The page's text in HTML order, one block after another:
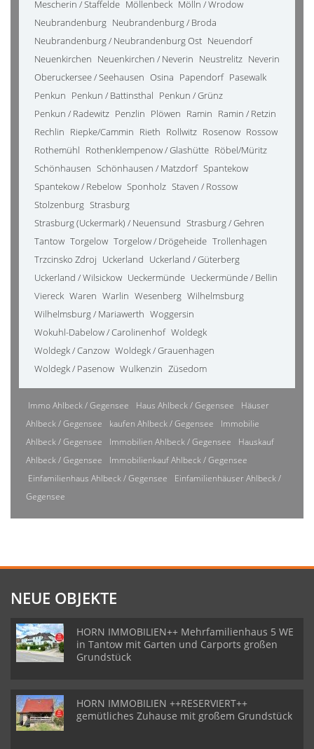
Mescherin / Staffelde Möllenbeck Mölln / Wrodow
Neubrandenburg Neubrandenburg / Broda
Neubrandenburg / Neubrandenburg Ost Neuendorf
Neuenkirchen Neuenkirchen / Neverin Neustrelitz Neverin
Oberuckersee / Seehausen Osina Papendorf Pasewalk
Penkun Penkun / Battinsthal Penkun / Grünz
Penkun / Radewitz Penzlin Plöwen Ramin Ramin / Retzin
Rechlin Riepke/Cammin Rieth Rollwitz Rosenow Rossow
Rothemühl Rothenklempenow / Glashütte Röbel/Müritz
Schönhausen Schönhausen / Matzdorf Spantekow
Spantekow / Rebelow Sponholz Staven / Rossow
Stolzenburg Strasburg
Strasburg (Uckermark) / Neuensund Strasburg / Gehren
Tantow Torgelow Torgelow / Drögeheide Trollenhagen
Trzcinsko Zdroj Uckerland Uckerland / Güterberg
Uckerland / Wilsickow Ueckermünde Ueckermünde / Bellin
Viereck Waren Warlin Wesenberg Wilhelmsburg
Wilhelmsburg / Mariawerth Woggersin
Wokuhl-Dabelow / Carolinenhof Woldegk
Woldegk / Canzow Woldegk / Grauenhagen
Woldegk / Pasenow Wulkenzin Züsedom
Immo Ahlbeck / Gegensee Haus Ahlbeck / Gegensee
Häuser
Ahlbeck / Gegensee
kaufen Ahlbeck / Gegensee
Immobilie
Ahlbeck / Gegensee
Immobilien Ahlbeck / Gegensee
Hauskauf
Ahlbeck / Gegensee
Immobilienkauf Ahlbeck / Gegensee
Einfamilienhaus Ahlbeck / Gegensee
Einfamilienhäuser Ahlbeck /
Gegensee
NEUE OBJEKTE
HORN IMMOBILIEN++ Mehrfamilienhaus 5 WE
in Tantow mit Garten und Carports großen
Grundstück
HORN IMMOBILIEN ++RESERVIERT++
gemütliches Zuhause mit großem Grundstück